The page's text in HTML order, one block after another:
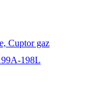
Cuptor gaz